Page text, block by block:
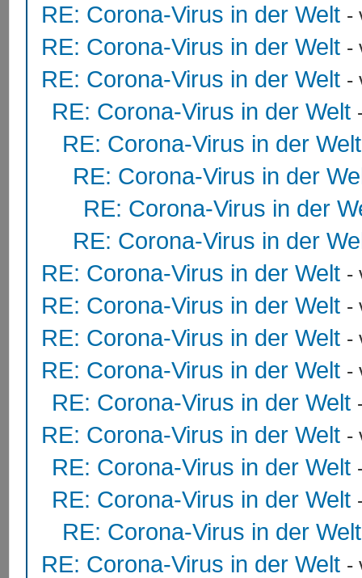
RE: Corona-Virus in der Welt -
RE: Corona-Virus in der Welt -
RE: Corona-Virus in der Welt -
RE: Corona-Virus in der Welt
RE: Corona-Virus in der Welt
RE: Corona-Virus in der
RE: Corona-Virus in der
RE: Corona-Virus in der
RE: Corona-Virus in der Welt -
RE: Corona-Virus in der Welt -
RE: Corona-Virus in der Welt -
RE: Corona-Virus in der Welt -
RE: Corona-Virus in der Welt
RE: Corona-Virus in der Welt -
RE: Corona-Virus in der Welt
RE: Corona-Virus in der Welt
RE: Corona-Virus in der Welt
RE: Corona-Virus in der Welt -